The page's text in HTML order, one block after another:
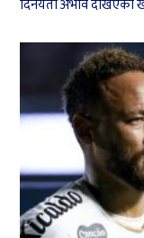
दिनयता अभाव देखिएको